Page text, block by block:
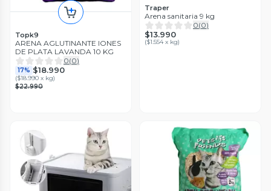
Topk9
ARENA AGLUTINANTE IONES
DE PLATA LAVANDA 10 KG
0(0)
17% $18.990
($18.990 x kg)
$22.990
Traper
Arena sanitaria 9 kg
0(0)
$13.990
($1.554 x kg)